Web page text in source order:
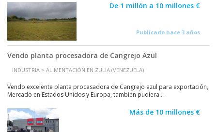
De 1 millón a 10 millones €
Publicado hace 3 años
Vendo planta procesadora de Cangrejo Azul
INDUSTRIA > ALIMENTACIÓN EN ZULIA (VENEZUELA)
Vendo excelente planta procesadora de Cangrejo azul para exportación,
Mercado en Estados Unidos y Europa, también pudiera...
Más de 10 millones €